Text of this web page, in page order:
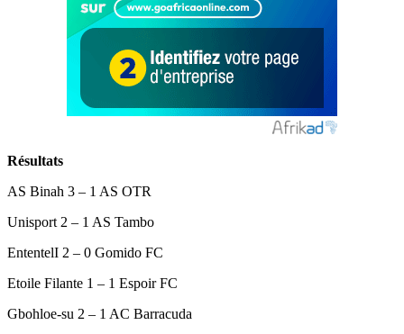
Résultats
AS Binah 3 – 1 AS OTR
Unisport 2 – 1 AS Tambo
EntentelI 2 – 0 Gomido FC
Etoile Filante 1 – 1 Espoir FC
Gbohloe-su 2 – 1 AC Barracuda